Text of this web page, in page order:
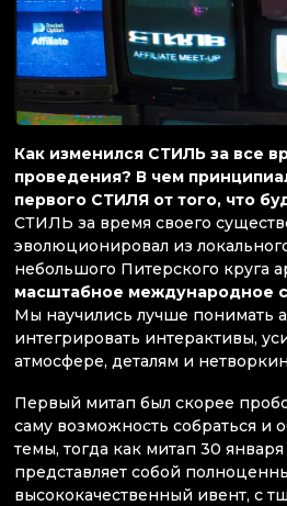
Как изменился СТИЛЬ за все
проведения? В чем
первого СТИЛЯ от того, что
СТИЛЬ за время своего
эволюционировал из
небольшого Питерского круга
масштабное международное
Мы научились лучше понимать
интегрировать интерактивы,
атмосфере, деталям и
Первый митап был скорее
саму возможность собраться и
темы, тогда как митап 30
представляет собой
высококачественный ивент, с